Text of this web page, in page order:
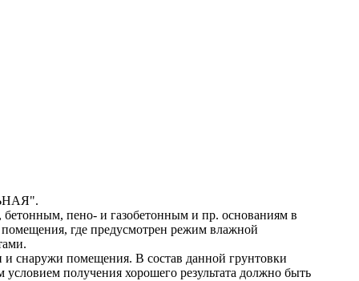
бетонным, пено- и газобетонным и пр. основаниям в
где предусмотрен режим влажной
и снаружи помещения. В состав данной грунтовки
получения хорошего результата должно быть